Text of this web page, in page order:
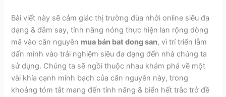
Bài viết này sẽ cảm giác thị trường đùa nhởi online siêu đa
dạng & đắm say, tính năng nóng thực hiện lan rộng dòng
mã vào căn nguyên mua bán bat dong san, vì trí triển lẵm
dấn mình vào trải nghiệm siêu đa dạng đến nhà chúng ta
sử dụng. Chúng ta sẽ ngồi thuộc nhau khám phá về một
vài khía cạnh minh bạch của căn nguyên này, trong
khoảng tóm tắt mang đến tính năng & biển hết trắc trở đề